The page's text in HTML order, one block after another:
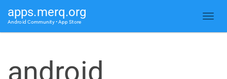
apps.merq.org
Android Community • App Store
android